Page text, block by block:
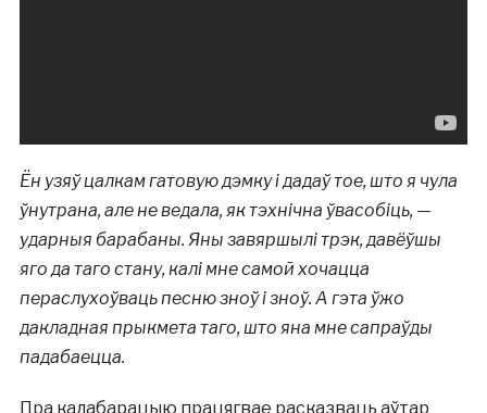
Ён узяў цалкам гатовую дэмку і дадаў тое, што я чула
ўнутрана, але не ведала, як тэхнічна ўвасобіць, —
ударныя барабаны. Яны завяршылі трэк, давёўшы
яго да таго стану, калі мне самой хочацца
пераслухоўваць песню зноў і зноў. А гэта ўжо
дакладная прыкмета таго, што яна мне сапраўды
падабаецца.
Пра калабарацыю працягвае расказваць аўтар